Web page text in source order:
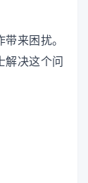
来困扰。
解决这个问